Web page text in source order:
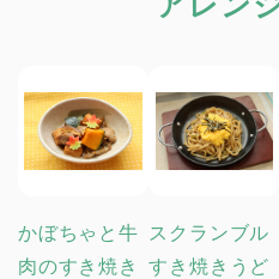
かぼちゃと牛
肉のすき焼き
スクランブル
すき焼きうど